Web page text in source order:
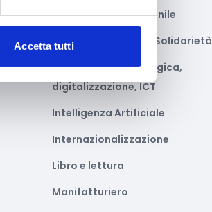
Accetta tutti
Imprenditoria femminile
Inclusione Sociale e Solidarietà
Innovazione tecnologica,
digitalizzazione, ICT
Intelligenza Artificiale
Internazionalizzazione
Libro e lettura
Manifatturiero